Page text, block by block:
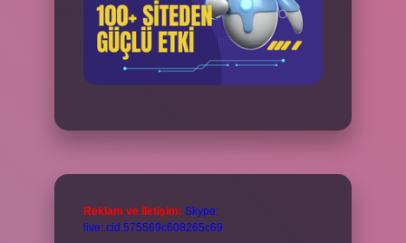
Reklam ve İletişim: Skype:
live:.cid.575569c608265c69